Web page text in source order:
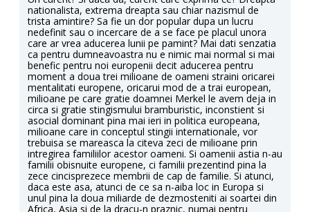
nationalista, extrema dreapta sau chiar nazismul de
trista amintire? Sa fie un dor popular dupa un lucru
nedefinit sau o incercare de a se face pe placul unora
care ar vrea aducerea lunii pe pamint? Mai dati senzatia
ca pentru dumneavoastra nu e nimic mai normal si mai
benefic pentru noi europenii decit aducerea pentru
moment a doua trei milioane de oameni straini oricarei
mentalitati europene, oricarui mod de a trai european,
milioane pe care gratie doamnei Merkel le avem deja in
circa si gratie stingismului bramburistic, inconstient si
asocial dominant pina mai ieri in politica europeana,
milioane care in conceptul stingii internationale, vor
trebuisa se mareasca la citeva zeci de milioane prin
intregirea familiilor acestor oameni. Si oamenii astia n-au
familii obisnuite europene, ci familii prezentind pina la
zece cincisprezece membrii de cap de familie. Si atunci,
daca este asa, atunci de ce sa n-aiba loc in Europa si
unul pina la doua miliarde de dezmosteniti ai soartei din
Africa, Asia si de la dracu-n praznic, numai pentru